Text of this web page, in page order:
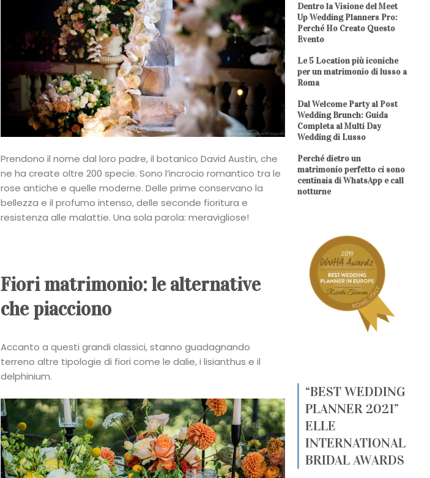
Contatti
Search
Prendono il nome dal loro padre, il botanico David Austin, che
ne ha create oltre 200 specie. Sono l’incrocio romantico tra le
rose antiche e quelle moderne. Delle prime conservano la
bellezza e il profumo intenso, delle seconde fioritura e
resistenza alle malattie. Una sola parola: meravigliose!
Fiori matrimonio: le alternative
che piacciono
Accanto a questi grandi classici, stanno guadagnando
terreno altre tipologie di fiori come le dalie, i lisianthus e il
delphinium.
Dentro la Visione del Meet
Up Wedding Planners Pro:
Perché Ho Creato Questo
Evento
Le 5 Location più iconiche
per un matrimonio di lusso a
Roma
Dal Welcome Party al Post
Wedding Brunch: Guida
Completa al Multi Day
Wedding di Lusso
Perché dietro un
matrimonio perfetto ci sono
centinaia di WhatsApp e call
notturne
“BEST WEDDING
PLANNER 2021”
ELLE
INTERNATIONAL
BRIDAL AWARDS